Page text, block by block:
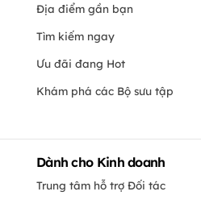
Địa điểm gần bạn
Tìm kiếm ngay
Ưu đãi đang Hot
Khám phá các Bộ sưu tập
Dành cho Kinh doanh
Trung tâm hỗ trợ Đối tác